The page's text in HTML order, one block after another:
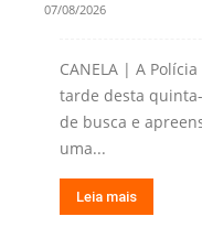
07/08/2026
CANELA | A
tarde desta
de busca e
uma...
Leia mais